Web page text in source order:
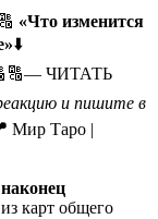
«Что изменится
⬇️
ЧИТАТЬ
и пишите в
Мир Таро |
карт общего